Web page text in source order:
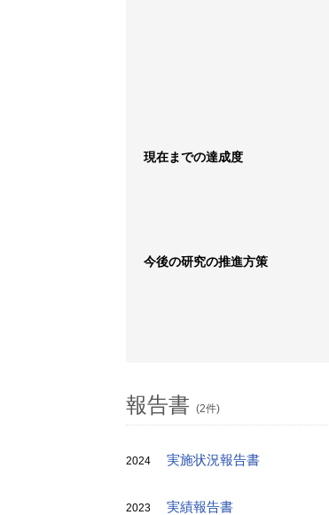
現在までの達成度
今後の研究の推進方策
報告書 (2件)
2024 実施状況報告書
2023 実績報告書